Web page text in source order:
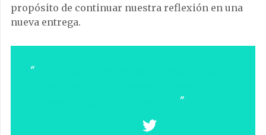
propósito de continuar nuestra reflexión en una
nueva entrega.